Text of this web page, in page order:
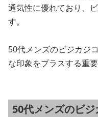
通気性に優れており、
す。
50代メンズのビジカジ
な印象をプラスする重
50代メンズのビ